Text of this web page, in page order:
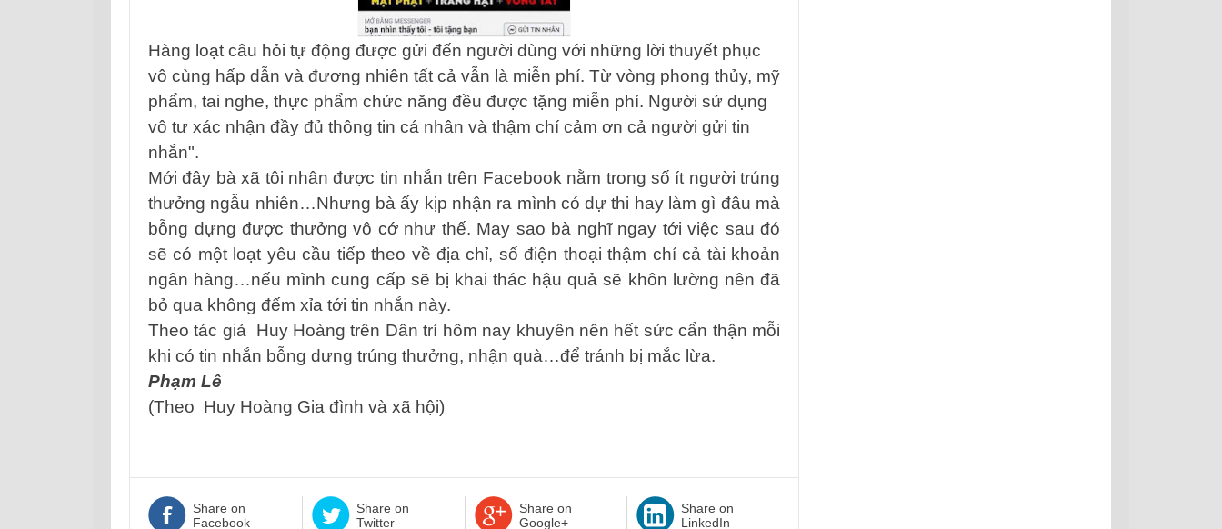
Hàng loạt câu hỏi tự động được gửi đến người dùng với những lời thuyết phục
vô cùng hấp dẫn và đương nhiên tất cả vẫn là miễn phí. Từ vòng phong thủy, mỹ
phẩm, tai nghe, thực phẩm chức năng đều được tặng miễn phí. Người sử dụng
vô tư xác nhận đầy đủ thông tin cá nhân và thậm chí cảm ơn cả người gửi tin
nhắn".
Mới đây bà xã tôi nhân được tin nhắn trên Facebook nằm trong số ít người trúng
thưởng ngẫu nhiên…Nhưng bà ấy kịp nhận ra mình có dự thi hay làm gì đâu mà
bỗng dựng được thưởng vô cớ như thế. May sao bà nghĩ ngay tới việc sau đó
sẽ có một loạt yêu cầu tiếp theo về địa chỉ, số điện thoại thậm chí cả tài khoản
ngân hàng…nếu mình cung cấp sẽ bị khai thác hậu quả sẽ khôn lường nên đã
bỏ qua không đếm xỉa tới tin nhắn này.
Theo tác giả Huy Hoàngtrên Dân trí hôm nay khuyên nên hết sức cẩn thận mỗi
khi có tin nhắn bỗng dưng trúng thưởng, nhận quà…để tránh bị mắc lừa.
Phạm Lê
(Theo Huy Hoàng Gia đình và xã hội)
Share on
Facebook
Share on
Twitter
Share on
Google+
Share on
LinkedIn